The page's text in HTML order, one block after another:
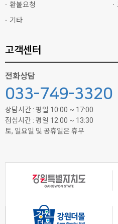
환불요청
기타
고객센터
전화상담
033-749-3320
상담시간 : 평일 10:00 ~ 17:00
점심시간 : 평일 12:00 ~ 13:30
토, 일요일 및 공휴일은 휴무